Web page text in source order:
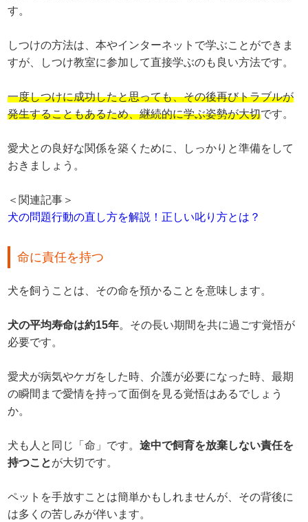
す。
しつけの方法は、本やインターネットで学ぶことができま
すが、しつけ教室に参加して直接学ぶのも良い方法です。
一度しつけに成功したと思っても、その後再びトラブルが
発生することもあるため、継続的に学ぶ姿勢が大切です。
愛犬との良好な関係を築くために、しっかりと準備をして
おきましょう。
＜関連記事＞
犬の問題行動の直し方を解説！正しい叱り方とは？
命に責任を持つ
犬を飼うことは、その命を預かることを意味します。
犬の平均寿命は約15年。その長い期間を共に過ごす覚悟が
必要です。
愛犬が病気やケガをした時、介護が必要になった時、最期
の瞬間まで愛情を持って面倒を見る覚悟はあるでしょう
か。
犬も人と同じ「命」です。途中で飼育を放棄しない責任を
持つことが大切です。
ペットを手放すことは簡単かもしれませんが、その背後に
は多くの苦しみが伴います。